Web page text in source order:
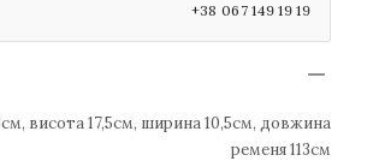
+38 067 149 19 19
висота 17,5см, ширина 10,5см, довжина
ременя 113см